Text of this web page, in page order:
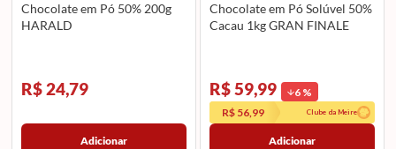
Chocolate em Pó 50% 200g
HARALD
R$ 24,79
Adicionar
Chocolate em Pó Solúvel 50%
Cacau 1kg GRAN FINALE
R$ 59,99 6 %
R$ 56,99
Clube da Meire
Adicionar